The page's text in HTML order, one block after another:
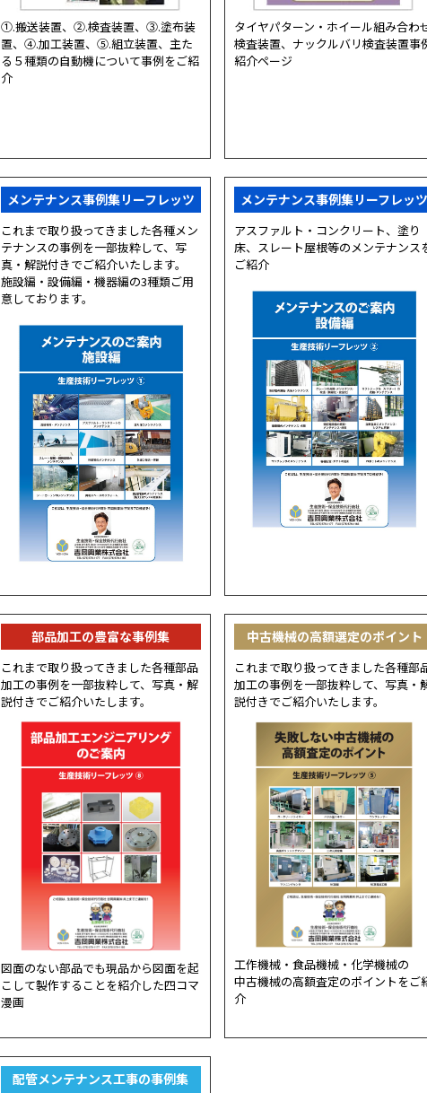
①.搬送装置、②.検査装置、③.塗布装
置、④.加工装置、⑤.組立装置、主た
る５種類の自動機について事例をご紹
介
タイヤパターン・ホイール組み合わ
検査装置、ナックルバリ検査装置事
紹介ページ
メンテナンス事例集リーフレッツ
これまで取り扱ってきました各種メン
テナンスの事例を一部抜粋して、写
真・解説付きでご紹介いたします。
施設編・設備編・機器編の3種類ご用
意しております。
メンテナンス事例集リーフレッツ
アスファルト・コンクリート、塗り
床、スレート屋根等のメンテナンス
ご紹介
部品加工の豊富な事例集
これまで取り扱ってきました各種部品
加工の事例を一部抜粋して、写真・解
説付きでご紹介いたします。
図面のない部品でも現品から図面を起
こして製作することを紹介した四コマ
漫画
中古機械の高額選定のポイント
これまで取り扱ってきました各種部
加工の事例を一部抜粋して、写真・
説付きでご紹介いたします。
工作機械・食品機械・化学機械の
中古機械の高額査定のポイントをご
介
配管メンテナンス工事の事例集